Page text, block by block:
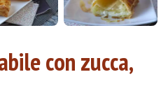
con zucca,